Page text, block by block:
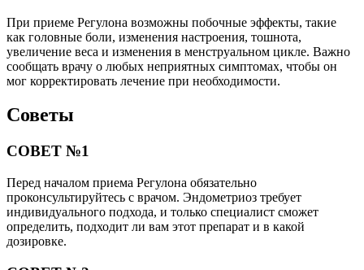
При приеме Регулона возможны побочные эффекты, такие
как головные боли, изменения настроения, тошнота,
увеличение веса и изменения в менструальном цикле. Важно
сообщать врачу о любых неприятных симптомах, чтобы он
мог корректировать лечение при необходимости.
Советы
СОВЕТ №1
Перед началом приема Регулона обязательно
проконсультируйтесь с врачом. Эндометриоз требует
индивидуального подхода, и только специалист сможет
определить, подходит ли вам этот препарат и в какой
дозировке.